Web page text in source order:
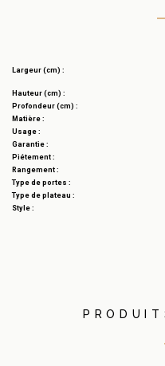
Largeur (cm) :
Hauteur (cm) :
Profondeur (cm) :
Matière :
Usage :
Garantie :
Piétement :
Rangement :
Type de portes :
Type de plateau :
Style :